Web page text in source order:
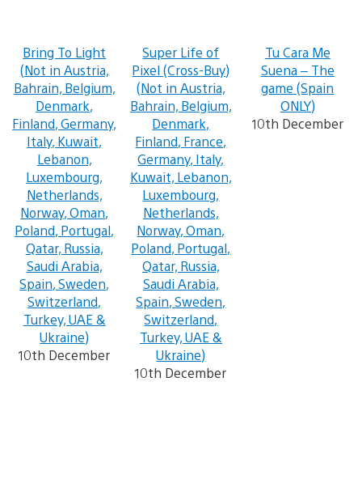
Bring To Light
(Not in Austria,
Bahrain, Belgium,
Denmark,
Finland, Germany,
Italy, Kuwait,
Lebanon,
Luxembourg,
Netherlands,
Norway, Oman,
Poland, Portugal,
Qatar, Russia,
Saudi Arabia,
Spain, Sweden,
Switzerland,
Turkey, UAE &
Ukraine)
10th December
Super Life of
Pixel (Cross-Buy)
(Not in Austria,
Bahrain, Belgium,
Denmark,
Finland, France,
Germany, Italy,
Kuwait, Lebanon,
Luxembourg,
Netherlands,
Norway, Oman,
Poland, Portugal,
Qatar, Russia,
Saudi Arabia,
Spain, Sweden,
Switzerland,
Turkey, UAE &
Ukraine)
10th December
Tu Cara Me
Suena – The
game (Spain
ONLY)
10th December